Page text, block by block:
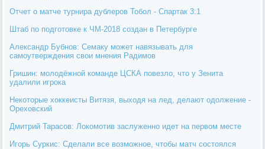
Отчет о матче турнира дублеров Тобол - Спартак 3:1
Штаб по подготовке к ЧМ-2018 создан в Петербурге
Александр Бубнов: Семаку может навязывать для
самоутверждения свои мнения Радимов
Гришин: молодёжной команде ЦСКА повезло, что у Зенита
удалили игрока
Некоторые хоккеисты Витязя, выходя на лед, делают одолжение -
Ореховский
Дмитрий Тарасов: Локомотив заслуженно идет на первом месте
Игорь Суркис: Сделали все возможное, чтобы матч состоялся